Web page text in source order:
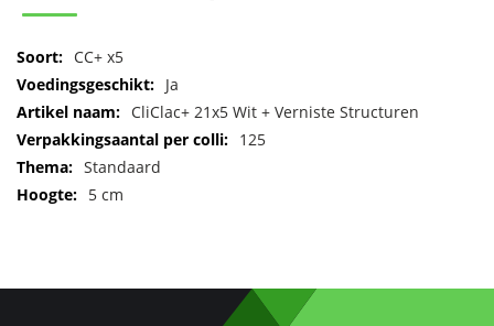
Meer
informatie
CC+ x5
Ja
CliClac+ 21x5 Wit + Verniste Structuren
125
Standaard
5 cm